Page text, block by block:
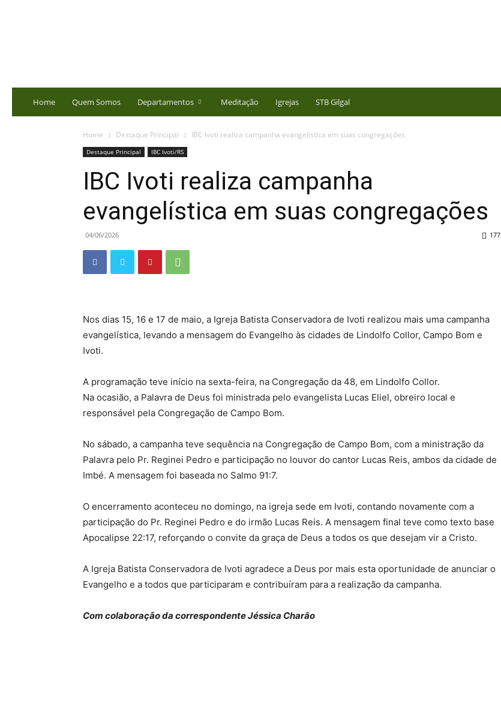
Home Quem Somos Departamentos Meditação Igrejas STB Gilgal
Home Destaque Principal IBC Ivoti realiza campanha evangelística em suas congregações
Destaque Principal IBC Ivoti/RS
IBC Ivoti realiza campanha
evangelística em suas congregações
04/06/2026 177
Nos dias 15, 16 e 17 de maio, a Igreja Batista Conservadora de Ivoti realizou mais uma campanha
evangelística, levando a mensagem do Evangelho às cidades de Lindolfo Collor, Campo Bom e
Ivoti.
A programação teve início na sexta-feira, na Congregação da 48, em Lindolfo Collor.
Na ocasião, a Palavra de Deus foi ministrada pelo evangelista Lucas Eliel, obreiro local e
responsável pela Congregação de Campo Bom.
No sábado, a campanha teve sequência na Congregação de Campo Bom, com a ministração da
Palavra pelo Pr. Reginei Pedro e participação no louvor do cantor Lucas Reis, ambos da cidade de
Imbé. A mensagem foi baseada no Salmo 91:7.
O encerramento aconteceu no domingo, na igreja sede em Ivoti, contando novamente com a
participação do Pr. Reginei Pedro e do irmão Lucas Reis. A mensagem final teve como texto base
Apocalipse 22:17, reforçando o convite da graça de Deus a todos os que desejam vir a Cristo.
A Igreja Batista Conservadora de Ivoti agradece a Deus por mais esta oportunidade de anunciar o
Evangelho e a todos que participaram e contribuíram para a realização da campanha.
Com colaboração da correspondente Jéssica Charão